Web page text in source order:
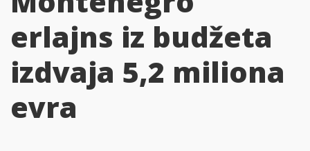
erlajns iz budžeta
izdvaja 5,2 miliona
evra